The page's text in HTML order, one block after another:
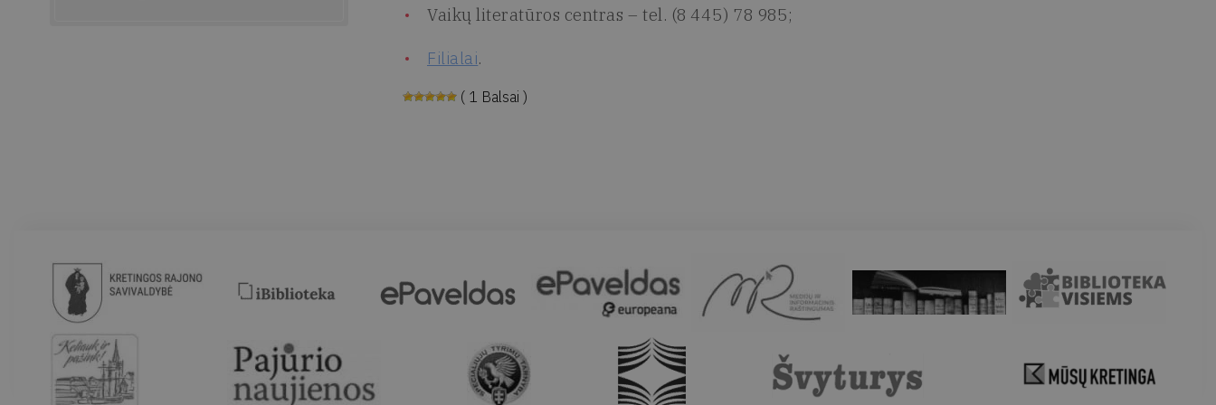
Vaikų literatūros centras – tel. (8 445) 78 985;
Filialai.
( 1 Balsai )